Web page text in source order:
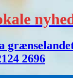
2696